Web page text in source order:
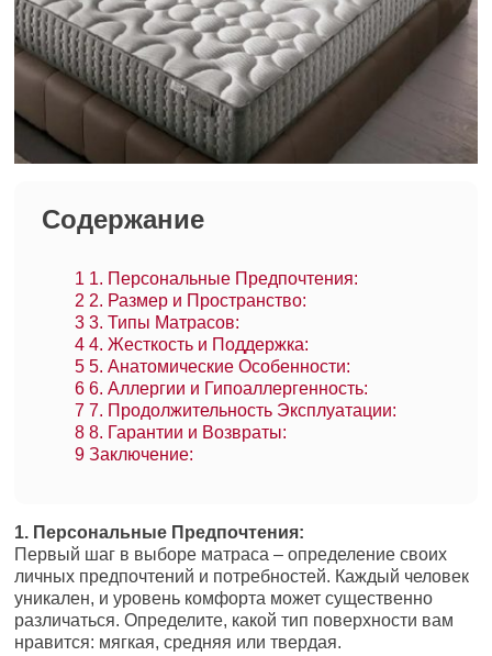
Содержание
1 1. Персональные Предпочтения:
2 2. Размер и Пространство:
3 3. Типы Матрасов:
4 4. Жесткость и Поддержка:
5 5. Анатомические Особенности:
6 6. Аллергии и Гипоаллергенность:
7 7. Продолжительность Эксплуатации:
8 8. Гарантии и Возвраты:
9 Заключение:
1. Персональные Предпочтения:
Первый шаг в выборе матраса – определение своих
личных предпочтений и потребностей. Каждый человек
уникален, и уровень комфорта может существенно
различаться. Определите, какой тип поверхности вам
нравится: мягкая, средняя или твердая.